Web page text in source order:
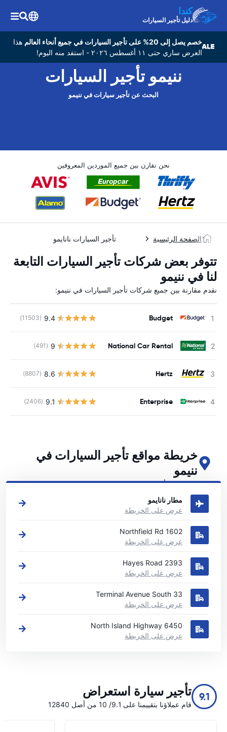
كندا
دليل تأجير السيارات
خصم يصل إلى 20% على تأجير السيارات في جميع أنحاء العالم
هذا
العرض ساري حتى ١١ أغسطس ٢٠٢٦ - استفد منه اليوم!
ننيمو تأجير السيارات
البحث عن تأجير سيارات في ننيمو
نحن نقارن بين جميع الموردين المعروفين
الصفحة الرئيسية تأجير السيارات نانايمو
تتوفر بعض شركات تأجير السيارات التابعة
لنا في ننيمو
نقدم مقارنة بين جميع شركات تأجير السيارات في ننيمو:
Budget
9.4
(11503)
National Car Rental
9
(491)
Hertz
8.6
(8807)
Enterprise
9.1
(2406)
خريطة مواقع تأجير السيارات في
ننيمو
اطلع على مواقع تأجير السيارات الرئيسية لدينا في ننيمو
مطار نانايمو
عرض على الخريطة
1602 Northfield Rd
عرض على الخريطة
2393 Hayes Road
عرض على الخريطة
33 Terminal Avenue South
عرض على الخريطة
6450 North Island Highway
عرض على الخريطة
9.1 تأجير سيارة استعراض
قام عملاؤنا بتقييمنا على 9.1/ 10 من أصل 12840